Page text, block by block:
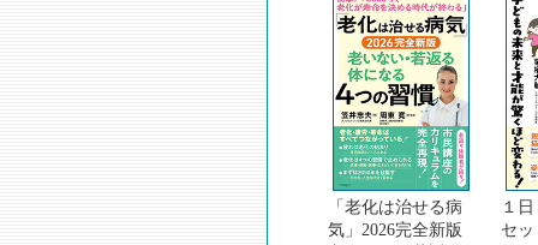
「老化は治せる病
気」2026完全新版
１
セ